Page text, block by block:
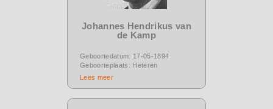
Johannes Hendrikus van
de Kamp
Geboortedatum: 17-05-1894
Geboorteplaats: Heteren
Lees meer